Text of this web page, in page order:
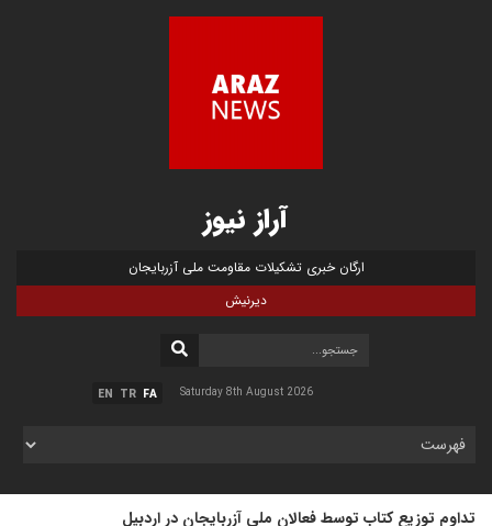
آراز نیوز
ارگان خبری تشکیلات مقاومت ملی آزربایجان
دیرنیش
TR
EN Saturday 8th August 2026
تداوم توزیع کتاب توسط فعالان ملی آزربایجان در اردبیل